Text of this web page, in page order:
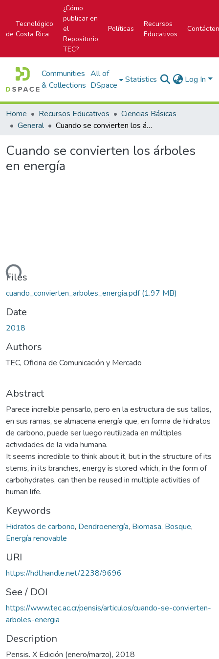
Tecnológico
de Costa Rica
¿Cómo
publicar en
el
Repositorio
TEC?
Políticas
Recursos
Educativos
Communities
& Collections
All of
DSpace
Statistics Log In
Home Recursos Educativos
Ciencias Básicas
General
Cuando se convierten los árboles en energía
Cuando se convierten los árboles
en energía
Files
cuando_convierten_arboles_energia.pdf(1.97 MB)
Date
2018
Authors
TEC, Oficina de Comunicación y Mercado
Abstract
Parece increíble pensarlo, pero en la estructura de sus tallos,
en sus ramas, se almacena energía que, en forma de hidratos
de carbono, puede ser luego reutilizada en múltiples
actividades de la vida humana.
It seems incredible to think about it, but in the structure of its
stems, in its branches, energy is stored which, in the form of
carbohydrates, can then be reused in multiple activities of
human life.
Keywords
Hidratos de carbono, Dendroenergía, Biomasa, Bosque,
Energía renovable
URI
https://hdl.handle.net/2238/9696
See / DOI
https://www.tec.ac.cr/pensis/articulos/cuando-se-convierten-
arboles-energia
Description
Pensis. X Edición (enero/marzo), 2018